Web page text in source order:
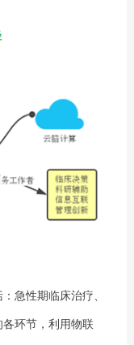
急性期临床治疗、
环节，利用物联